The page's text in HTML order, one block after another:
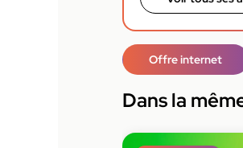
Offre internet
Dans la